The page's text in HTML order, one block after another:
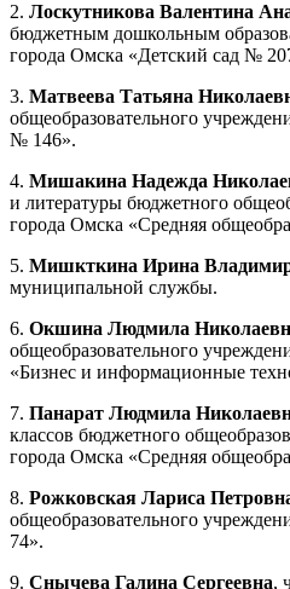
2. Лоскутникова Валентина
бюджетным дошкольным
города Омска «Детский сад №
3. Матвеева Татьяна
общеобразовательного
№ 146».
4. Мишакина Надежда
и литературы бюджетного
города Омска «Средняя
5. Мишкткина Ирина
муниципальной службы.
6. Окшина Людмила
общеобразовательного
«Бизнес и информационные
7. Панарат Людмила
классов бюджетного
города Омска «Средняя
8. Рожковская Лариса
общеобразовательного
74».
9. Снычева Галина Сергеевна,